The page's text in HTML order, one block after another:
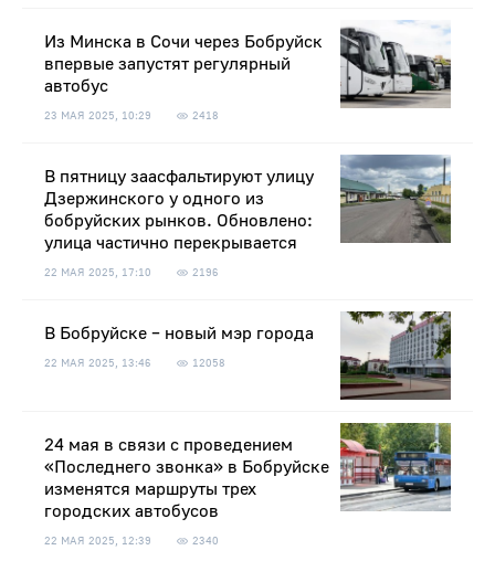
Из Минска в Сочи через Бобруйск
впервые запустят регулярный
автобус
23 МАЯ 2025, 10:29 2418
В пятницу заасфальтируют улицу
Дзержинского у одного из
бобруйских рынков. Обновлено:
улица частично перекрывается
22 МАЯ 2025, 17:10 2196
В Бобруйске – новый мэр города
22 МАЯ 2025, 13:46 12058
24 мая в связи с проведением
«Последнего звонка» в Бобруйске
изменятся маршруты трех
городских автобусов
22 МАЯ 2025, 12:39 2340